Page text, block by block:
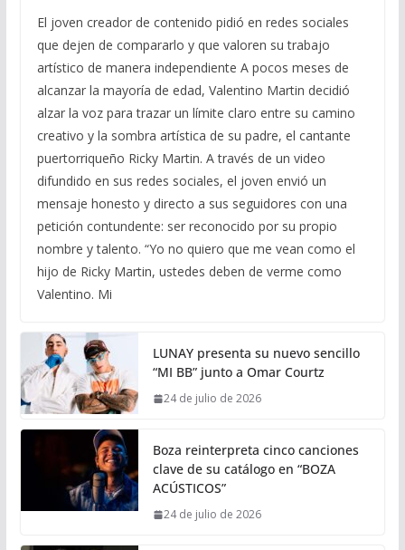
El joven creador de contenido pidió en redes sociales
que dejen de compararlo y que valoren su trabajo
artístico de manera independiente A pocos meses de
alcanzar la mayoría de edad, Valentino Martin decidió
alzar la voz para trazar un límite claro entre su camino
creativo y la sombra artística de su padre, el cantante
puertorriqueño Ricky Martin. A través de un video
difundido en sus redes sociales, el joven envió un
mensaje honesto y directo a sus seguidores con una
petición contundente: ser reconocido por su propio
nombre y talento. “Yo no quiero que me vean como el
hijo de Ricky Martin, ustedes deben de verme como
Valentino. Mi
LUNAY presenta su nuevo sencillo
“MI BB” junto a Omar Courtz
24 de julio de 2026
Boza reinterpreta cinco canciones
clave de su catálogo en “BOZA
ACÚSTICOS”
24 de julio de 2026